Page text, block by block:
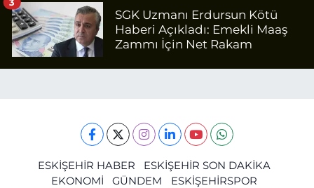
SGK Uzmanı Erdursun Kötü
Haberi Açıkladı: Emekli Maaş
Zammı İçin Net Rakam
ESKİŞEHİR HABER
ESKİŞEHİR SON DAKİKA
EKONOMİ
GÜNDEM
ESKİŞEHİRSPOR